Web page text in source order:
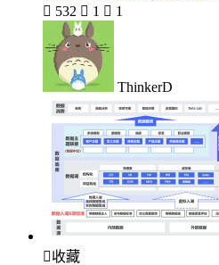
 532  1  1
ThinkerD
收藏